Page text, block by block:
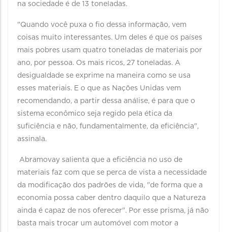
na sociedade é de 13 toneladas.
"Quando você puxa o fio dessa informação, vem
coisas muito interessantes. Um deles é que os países
mais pobres usam quatro toneladas de materiais por
ano, por pessoa. Os mais ricos, 27 toneladas. A
desigualdade se exprime na maneira como se usa
esses materiais. E o que as Nações Unidas vem
recomendando, a partir dessa análise, é para que o
sistema econômico seja regido pela ética da
suficiência e não, fundamentalmente, da eficiência",
assinala.
Abramovay salienta que a eficiência no uso de
materiais faz com que se perca de vista a necessidade
da modificação dos padrões de vida, "de forma que a
economia possa caber dentro daquilo que a Natureza
ainda é capaz de nos oferecer". Por esse prisma, já não
basta mais trocar um automóvel com motor a